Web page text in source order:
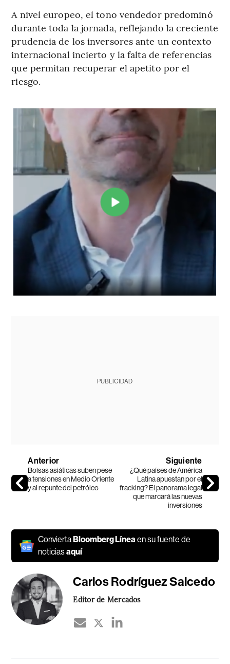
A nivel europeo, el tono vendedor predominó
durante toda la jornada, reflejando la creciente
prudencia de los inversores ante un contexto
internacional incierto y la falta de referencias
que permitan recuperar el apetito por el
riesgo.
PUBLICIDAD
Anterior
Bolsas asiáticas suben pese
a tensiones en Medio Oriente
y al repunte del petróleo
Siguiente
¿Qué países de América
Latina apuestan por el
fracking? El panorama legal
que marcará las nuevas
inversiones
Convierta Bloomberg Líneaen su fuente de
noticiasaquí
Carlos Rodríguez Salcedo
Editor de Mercados